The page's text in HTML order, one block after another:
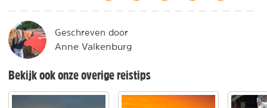
Geschreven door
Anne Valkenburg
Bekijk ook onze overige reistips